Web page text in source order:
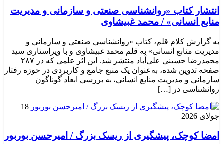
انتشار کتاب «روانشناسی صنعتی و سازمانی و مدیریت
منابع انسانی» / محمد غبیشاوی
به گزارش کلام قلم، کتاب «روانشناسی صنعتی و سازمانی و
مدیریت منابع انسانی» به قلم محمد غبیشاوی و با ویراستاری سید
محمدرضا حسینی علی‌آباد منتشر شد. این اثر علمی که در ۲۸۷
صفحه تدوین شده، به‌عنوان یک منبع جامع و کاربردی در حوزه رفتار
سازمانی و مدیریت منابع انسانی، به بررسی ابعاد گوناگون
روانشناسی در […]
18
جولای 2026
امضا کوچک، پیشگیری از ریسک بزرگ / امیرحسن بوربور